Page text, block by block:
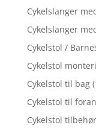
Cykelslanger
Cykelslanger
Cykelstol /
Cykelstol
Cykelstol til bag
Cykelstol til foran
Cykelstol tilbehør